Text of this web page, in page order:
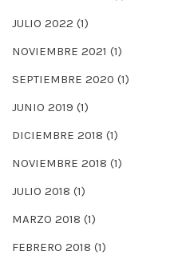
JULIO 2022 (1)
NOVIEMBRE 2021 (1)
SEPTIEMBRE 2020 (1)
JUNIO 2019 (1)
DICIEMBRE 2018 (1)
NOVIEMBRE 2018 (1)
JULIO 2018 (1)
MARZO 2018 (1)
FEBRERO 2018 (1)